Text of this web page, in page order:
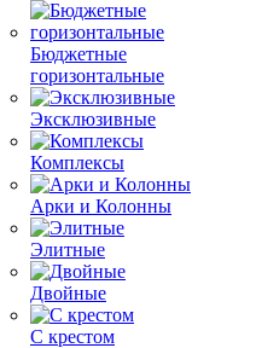
Бюджетные
горизонтальные
Эксклюзивные
Комплексы
Арки и Колонны
Элитные
Двойные
С крестом